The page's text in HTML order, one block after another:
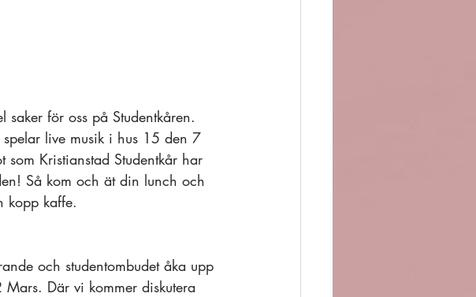
för oss på Studentkåren.
live musik i hus 15 den 7
Kristianstad Studentkår har
Så kom och ät din lunch och
kopp kaffe.
och studentombudet åka upp
Där vi kommer diskutera